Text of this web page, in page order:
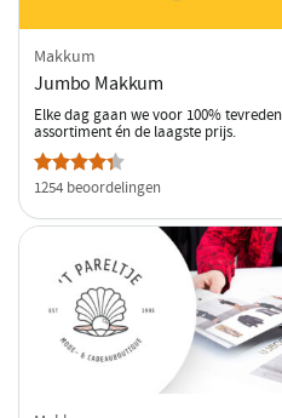
Makkum
Jumbo Makkum
Elke dag gaan we voor 100%
assortiment én de laagste prijs.
1254 beoordelingen